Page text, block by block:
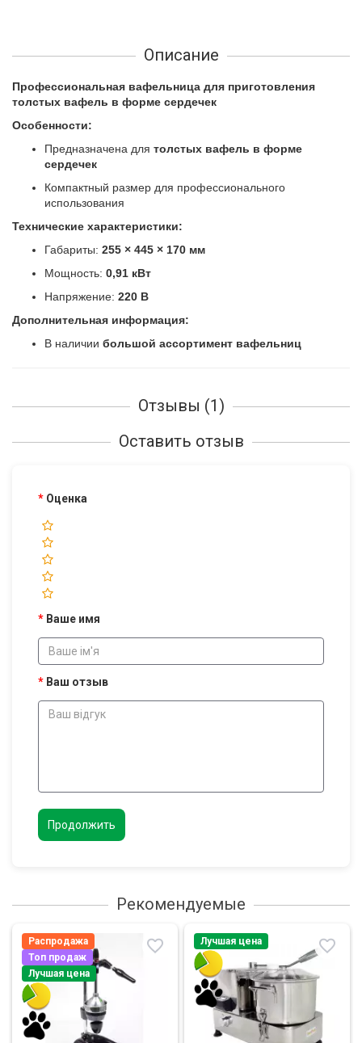
Описание
Профессиональная вафельница для приготовления
толстых вафель в форме сердечек
Особенности:
Предназначена для толстых вафель в форме
сердечек
Компактный размер для профессионального
использования
Технические характеристики:
Габариты: 255 × 445 × 170 мм
Мощность: 0,91 кВт
Напряжение: 220 В
Дополнительная информация:
В наличии большой ассортимент вафельниц
Отзывы (1)
Оставить отзыв
Оценка
Ваше имя
Ваш отзыв
Продолжить
Рекомендуемые
Распродажа
Топ продаж
Лучшая цена
Лучшая цена